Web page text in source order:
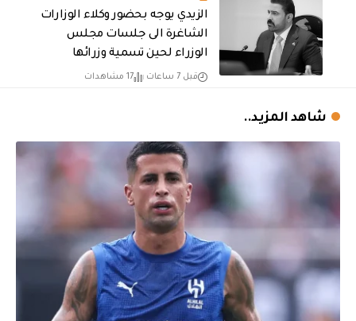
الزيدي يوجه بحضور وكلاء الوزارات
الشاغرة الى جلسات مجلس
الوزراء لحين تسمية وزرائها
قبل 7 ساعات 17 مشاهدات
شاهد المزيد..